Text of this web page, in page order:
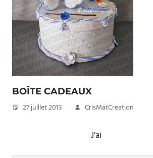
BOÎTE CADEAUX
27 juillet 2013 CrisMatCreation
J’ai